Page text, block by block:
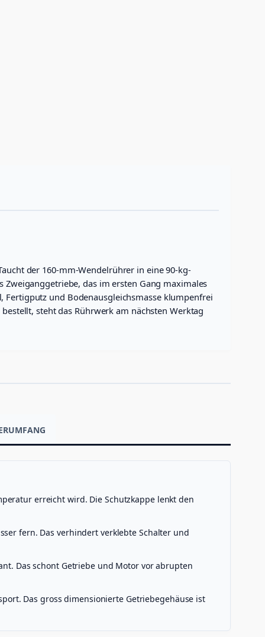
der 160-mm-Wendelrührer in eine 90-kg-
das im ersten Gang maximales
Fertigputz und Bodenausgleichsmasse klumpenfrei
steht das Rührwerk am nächsten Werktag
erreicht wird. Die Schutzkappe lenkt den
fern. Das verhindert verklebte Schalter und
Das schont Getriebe und Motor vor abrupten
Das gross dimensionierte Getriebegehäuse ist